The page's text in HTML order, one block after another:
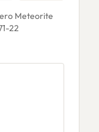
Meteorite
22